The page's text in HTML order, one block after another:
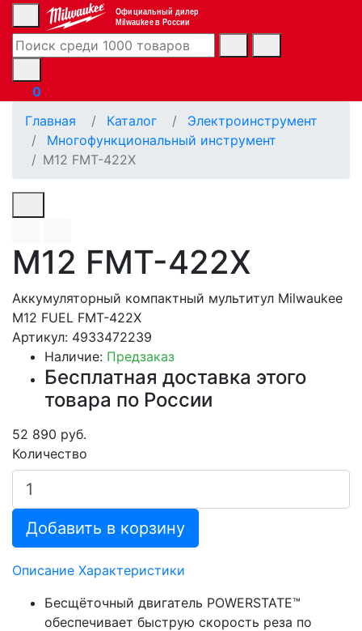
Официальный дилер
Milwaukee в России
0
Главная
Каталог
Электроинструмент
Многофункциональный инструмент
M12 FMT-422X
M12 FMT-422X
Аккумуляторный компактный мультитул Milwaukee
M12 FUEL FMT-422X
Артикул: 4933472239
Наличие: Предзаказ
Бесплатная доставка этого
товара по России
52 890 руб.
Количество
Добавить в корзину
Описание Характеристики
Бесщёточный двигатель POWERSTATE™
обеспечивает быструю скорость реза по